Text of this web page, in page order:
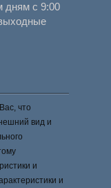
дням с 9:00
что
вид и
и
и